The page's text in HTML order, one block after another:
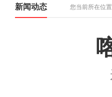
新闻动态 您当前所在位置